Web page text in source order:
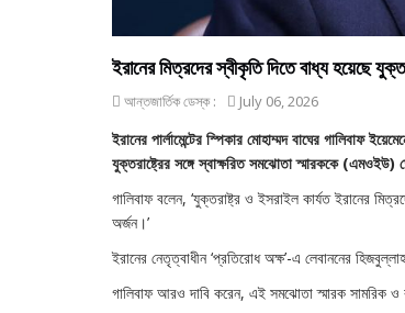
ইরানের মিত্রদের স্বীকৃতি দিতে বাধ্য হয়েছে
আন্তজার্তিক ডেস্ক : July 06, 2026
ইরানের পার্লামেন্টের স্পিকার মোহাম্মদ বাঘের গালিবাফ
যুক্তরাষ্ট্রের সঙ্গে স্বাক্ষরিত সমঝোতা স্মারককে
গালিবাফ বলেন, ‘যুক্তরাষ্ট্র ও ইসরাইল কার্যত ইরানের
অর্জন।’
ইরানের নেতৃত্বাধীন ‘প্রতিরোধ অক্ষ’-এ লেবাননের
গালিবাফ আরও দাবি করেন, এই সমঝোতা স্মারক সামরিক ও